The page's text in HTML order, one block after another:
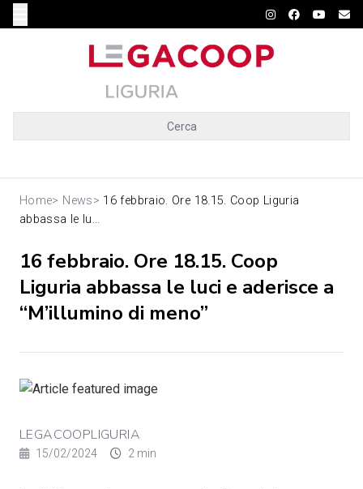
Cerca
Home> News> 16 febbraio. Ore 18.15. Coop Liguria
abbassa le lu...
16 febbraio. Ore 18.15. Coop
Liguria abbassa le luci e aderisce a
“M’illumino di meno”
LEGACOOPLIGURIA
15/02/2024 2 min